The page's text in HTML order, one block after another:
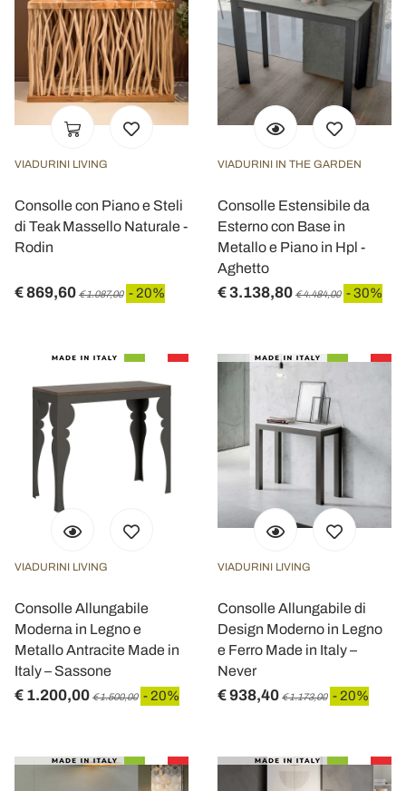
VIADURINI LIVING
Consolle con Piano e Steli
di Teak Massello Naturale -
Rodin
€ 869,60 € 1.087,00 - 20%
VIADURINI IN THE GARDEN
Consolle Estensibile da
Esterno con Base in
Metallo e Piano in Hpl -
Aghetto
€ 3.138,80 € 4.484,00 - 30%
VIADURINI LIVING
Consolle Allungabile
Moderna in Legno e
Metallo Antracite Made in
Italy – Sassone
€ 1.200,00 € 1.500,00 - 20%
VIADURINI LIVING
Consolle Allungabile di
Design Moderno in Legno
e Ferro Made in Italy –
Never
€ 938,40 € 1.173,00 - 20%